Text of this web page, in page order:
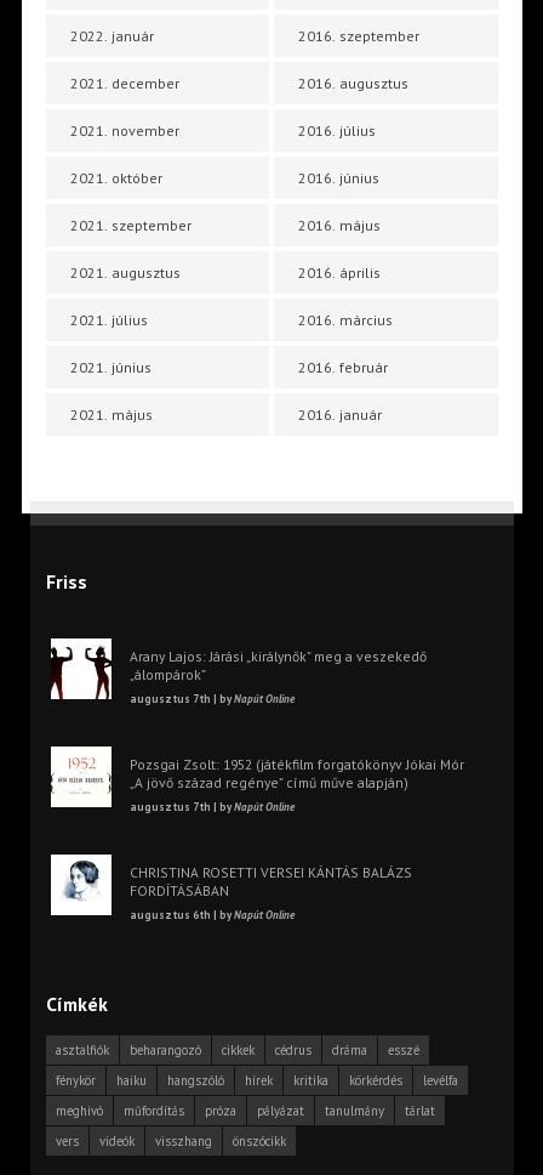
2022. január
2021. december
2021. november
2021. október
2021. szeptember
2021. augusztus
2021. július
2021. június
2021. május
2016. szeptember
2016. augusztus
2016. július
2016. június
2016. május
2016. április
2016. március
2016. február
2016. január
Friss
Arany Lajos: Járási „királynők” meg a veszekedő
„álompárok”
augusztus 7th | byNapút Online
Pozsgai Zsolt: 1952 (játékfilm forgatókönyv Jókai Mór
„A jövő század regénye” című műve alapján)
augusztus 7th | byNapút Online
CHRISTINA ROSETTI VERSEI KÁNTÁS BALÁZS
FORDÍTÁSÁBAN
augusztus 6th | byNapút Online
Címkék
asztalfiók beharangozó cikkek cédrus dráma
esszé
fénykör
haiku hangszóló hírek kritika körkérdés
levélfa
meghívó
műfordítás próza pályázat tanulmány
tárlat
vers
videók visszhang önszócikk